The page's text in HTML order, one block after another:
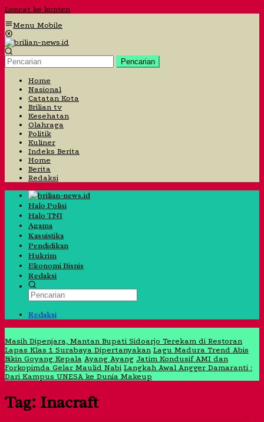
Loncat ke konten
Menu Mobile
Pencarian
Home
Nasional
Catatan Kota
Brilian tv
Kesehatan
Olahraga
Politik
Kuliner
Indeks Berita
Home
Berita
Redaksi
Halo Polisi
Halo TNI
Agama
Kasuistika
Pendidikan
Hukrim
Ekonomi Bisnis
Redaksi
Redaksi
Masih Dipenjara, Mantan Bupati Sidoarjo Terekam di Restoran
Lapas Klas 1 Surabaya Dipertanyakan Lagu Madura Trend Abis
Bikin Goyang Kepala Ayang Ayang Jatim Kondusif AMI dan
Forkopimda Gelar Maulid Nabi Langkah Awal Angger Damaranti :
Dari Kampus UNESA ke Dunia Makeup
Tag: Inacraft